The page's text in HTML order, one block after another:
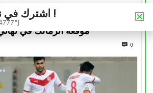
التتويج بالكأس.. دفعة معنوية
موقعة الزمالك في
0
اشترك في نشرتنا الإخبارية !